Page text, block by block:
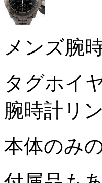
メンズ腕
タグホイ
腕時計リ
本体のみ